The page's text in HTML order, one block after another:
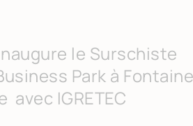
le Surschiste
Park à
avec IGRETEC